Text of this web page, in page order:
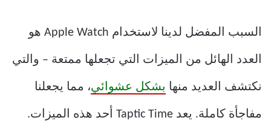
السبب المفضل لدينا لاستخدام Apple Watch هو
العدد الهائل من الميزات التي تجعلها ممتعة – والتي
نكتشف العديد منها بشكل عشوائي، مما يجعلنا
مفاجأة كاملة. يعد Taptic Time أحد هذه الميزات.